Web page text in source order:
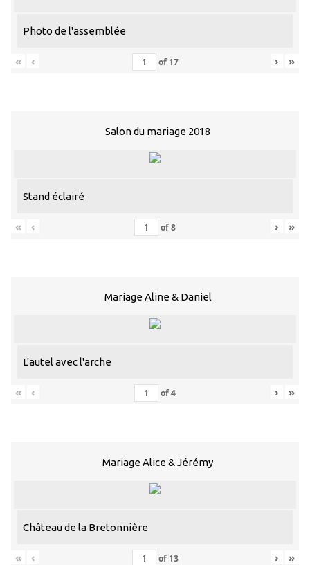
Photo de l'assemblée
« ‹ of 17 › »
Salon du mariage 2018
Stand éclairé
« ‹ of8 › »
Mariage Aline & Daniel
L'autel avec l'arche
« ‹ of4 › »
Mariage Alice & Jérémy
Château de la Bretonnière
« ‹ of 13 › »